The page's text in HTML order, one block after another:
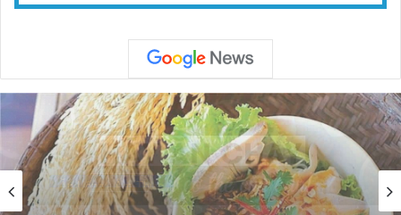
Ăn Uống - Ẩm Thực
11/11/2022